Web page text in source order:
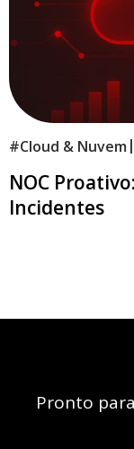
#Cloud & Nuvem |
NOC
Incidentes
Pronto